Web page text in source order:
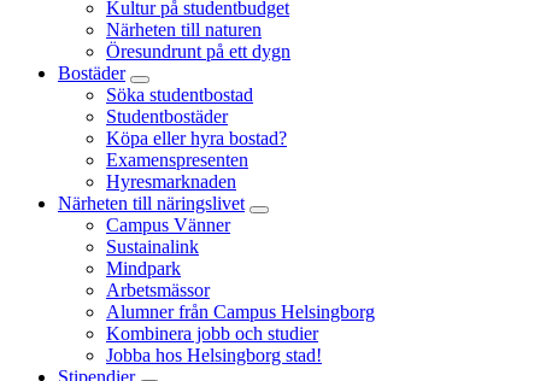
Kultur på studentbudget
Närheten till naturen
Öresundrunt på ett dygn
Bostäder
Söka studentbostad
Studentbostäder
Köpa eller hyra bostad?
Examenspresenten
Hyresmarknaden
Närheten till näringslivet
Campus Vänner
Sustainalink
Mindpark
Arbetsmässor
Alumner från Campus Helsingborg
Kombinera jobb och studier
Jobba hos Helsingborg stad!